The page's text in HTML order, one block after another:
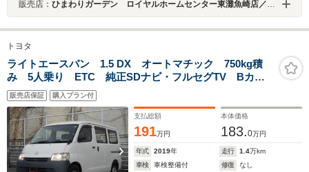
販売店： ひまわりガーデン ロイヤルホームセンター東灘魚崎店／株式会社オネスト
トヨタ
ライトエースバン 1.5 DX オートマチック 750kg積
み 5人乗り ETC 純正SDナビ・フルセグTV Bカメ
ラ 前後ドラレコ 両側スライドドア 集中ドアロッ
ク ヘッドライトレベライザー マット&バイザー
販売店保証 購入プラン付
支払総額
191万円
本体価格
183.0万円
年式 2019年 走行 1.4万km
車検
車検整備付 修復
なし